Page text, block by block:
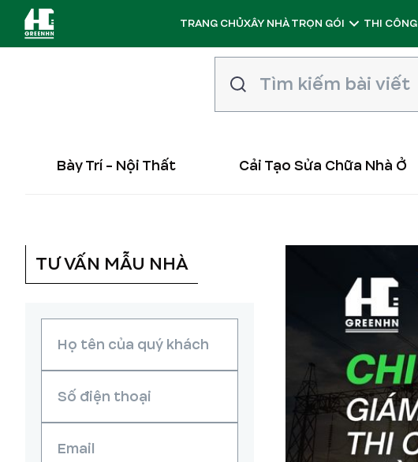
TRANG CHỦXÂY NHÀ TRỌN GÓI THI CÔNG
Bày Trí - Nội Thất Cải Tạo Sửa Chữa Nhà Ở
TƯ VẤN MẪU NHÀ